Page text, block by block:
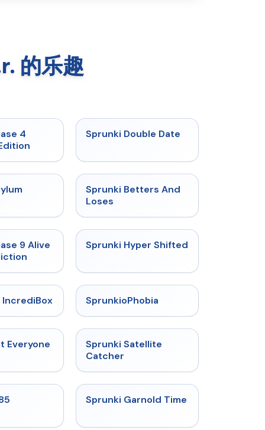
的乐趣
4
★ 4.5
Sprunki Double Date
★ 4.6
Sprunki Betters And
Loses
★ 4.4
9 Alive
★ 4.5
Sprunki Hyper Shifted
★ 4.6
IncrediBox SprunkioPhobia
★ 4.5
Everyone
Sprunki Satellite
Catcher
★ 4.6
Sprunki Garnold Time